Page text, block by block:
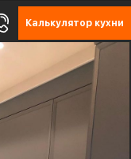
Калькулятор кухни